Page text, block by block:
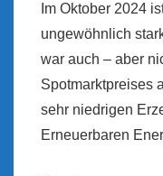
Im Oktober 2024
ungewöhnlich
war auch – aber
Spotmarktpreises
sehr niedrigen
Erneuerbaren